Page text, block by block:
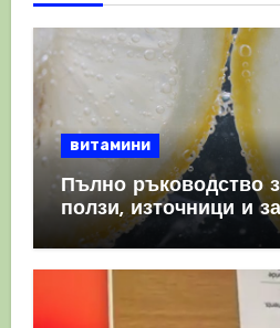
витамини
Пълно ръководство
ползи, източници и
имунната система